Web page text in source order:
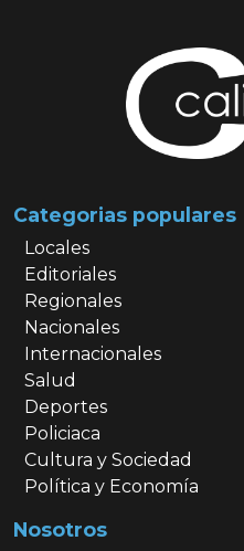
Categorias populares
Locales
Editoriales
Regionales
Nacionales
Internacionales
Salud
Deportes
Policiaca
Cultura y Sociedad
Política y Economía
Nosotros